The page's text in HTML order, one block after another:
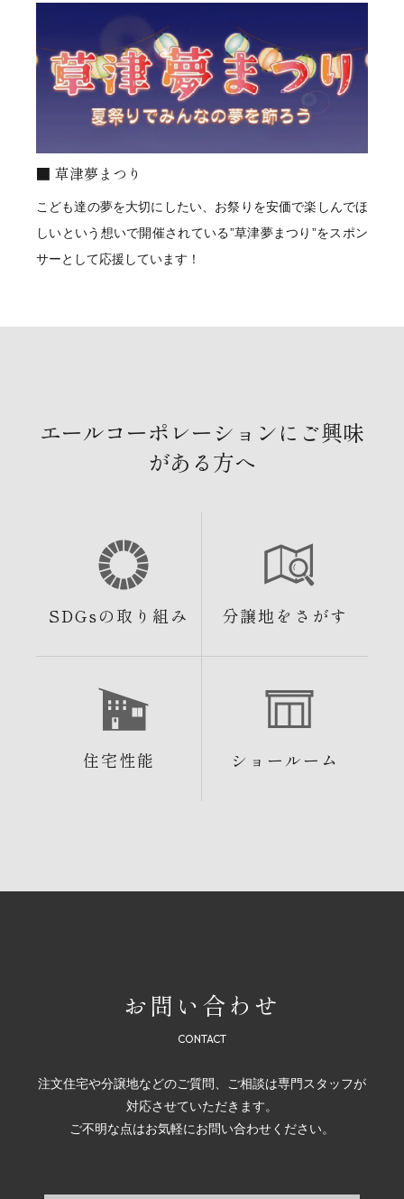
草津夢まつり
こども達の夢を大切にしたい、お祭りを安価で楽しんでほ
しいという想いで開催されている”草津夢まつり”をスポン
サーとして応援しています！
エールコーポレーションにご興味
がある方へ
SDGsの取り組み 分譲地をさがす
住宅性能 ショールーム
お問い合わせ
注文住宅や分譲地などのご質問、ご相談は専門スタッフが
対応させていただきます。
ご不明な点はお気軽にお問い合わせください。